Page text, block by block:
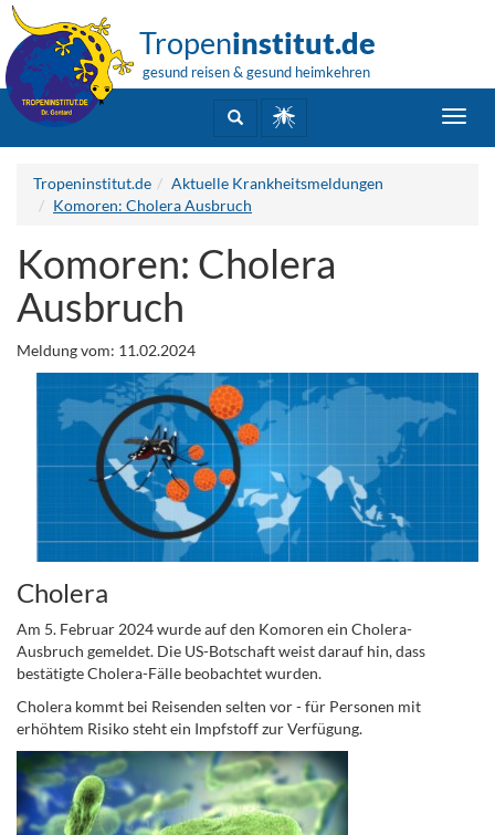
Tropeninstitut.de
gesund reisen & gesund heimkehren
Tropeninstitut.de
Aktuelle Krankheitsmeldungen
Komoren: Cholera Ausbruch
Komoren: Cholera
Ausbruch
Meldung vom: 11.02.2024
Cholera
Am 5. Februar 2024 wurde auf den Komoren ein Cholera-
Ausbruch gemeldet. Die US-Botschaft weist darauf hin, dass
bestätigte Cholera-Fälle beobachtet wurden.
Cholera kommt bei Reisenden selten vor - für Personen mit
erhöhtem Risiko steht ein Impfstoff zur Verfügung.